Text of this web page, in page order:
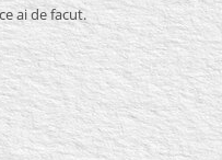
ai de facut.